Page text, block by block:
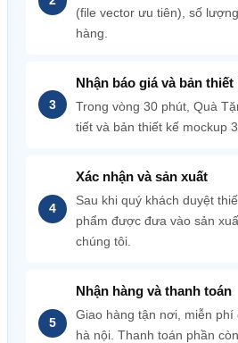
(file vector ưu tiên), số
hàng.
Nhận báo giá và bản thiết
Trong vòng 30 phút, Quà
tiết và bản thiết kế mockup
Xác nhận và sản xuất
Sau khi quý khách duyệt
phẩm được đưa vào sản
chúng tôi.
Nhận hàng và thanh toán
Giao hàng tận nơi, miễn phí
hà nội. Thanh toán phần